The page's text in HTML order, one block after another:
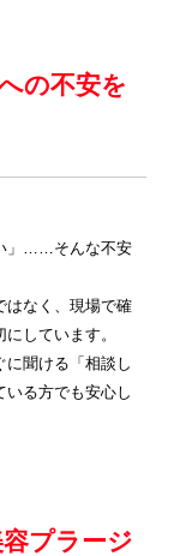
の不安を
」……そんな不安
はなく、現場で確
しています。
に聞ける「相談し
いる方でも安心し
プラージ